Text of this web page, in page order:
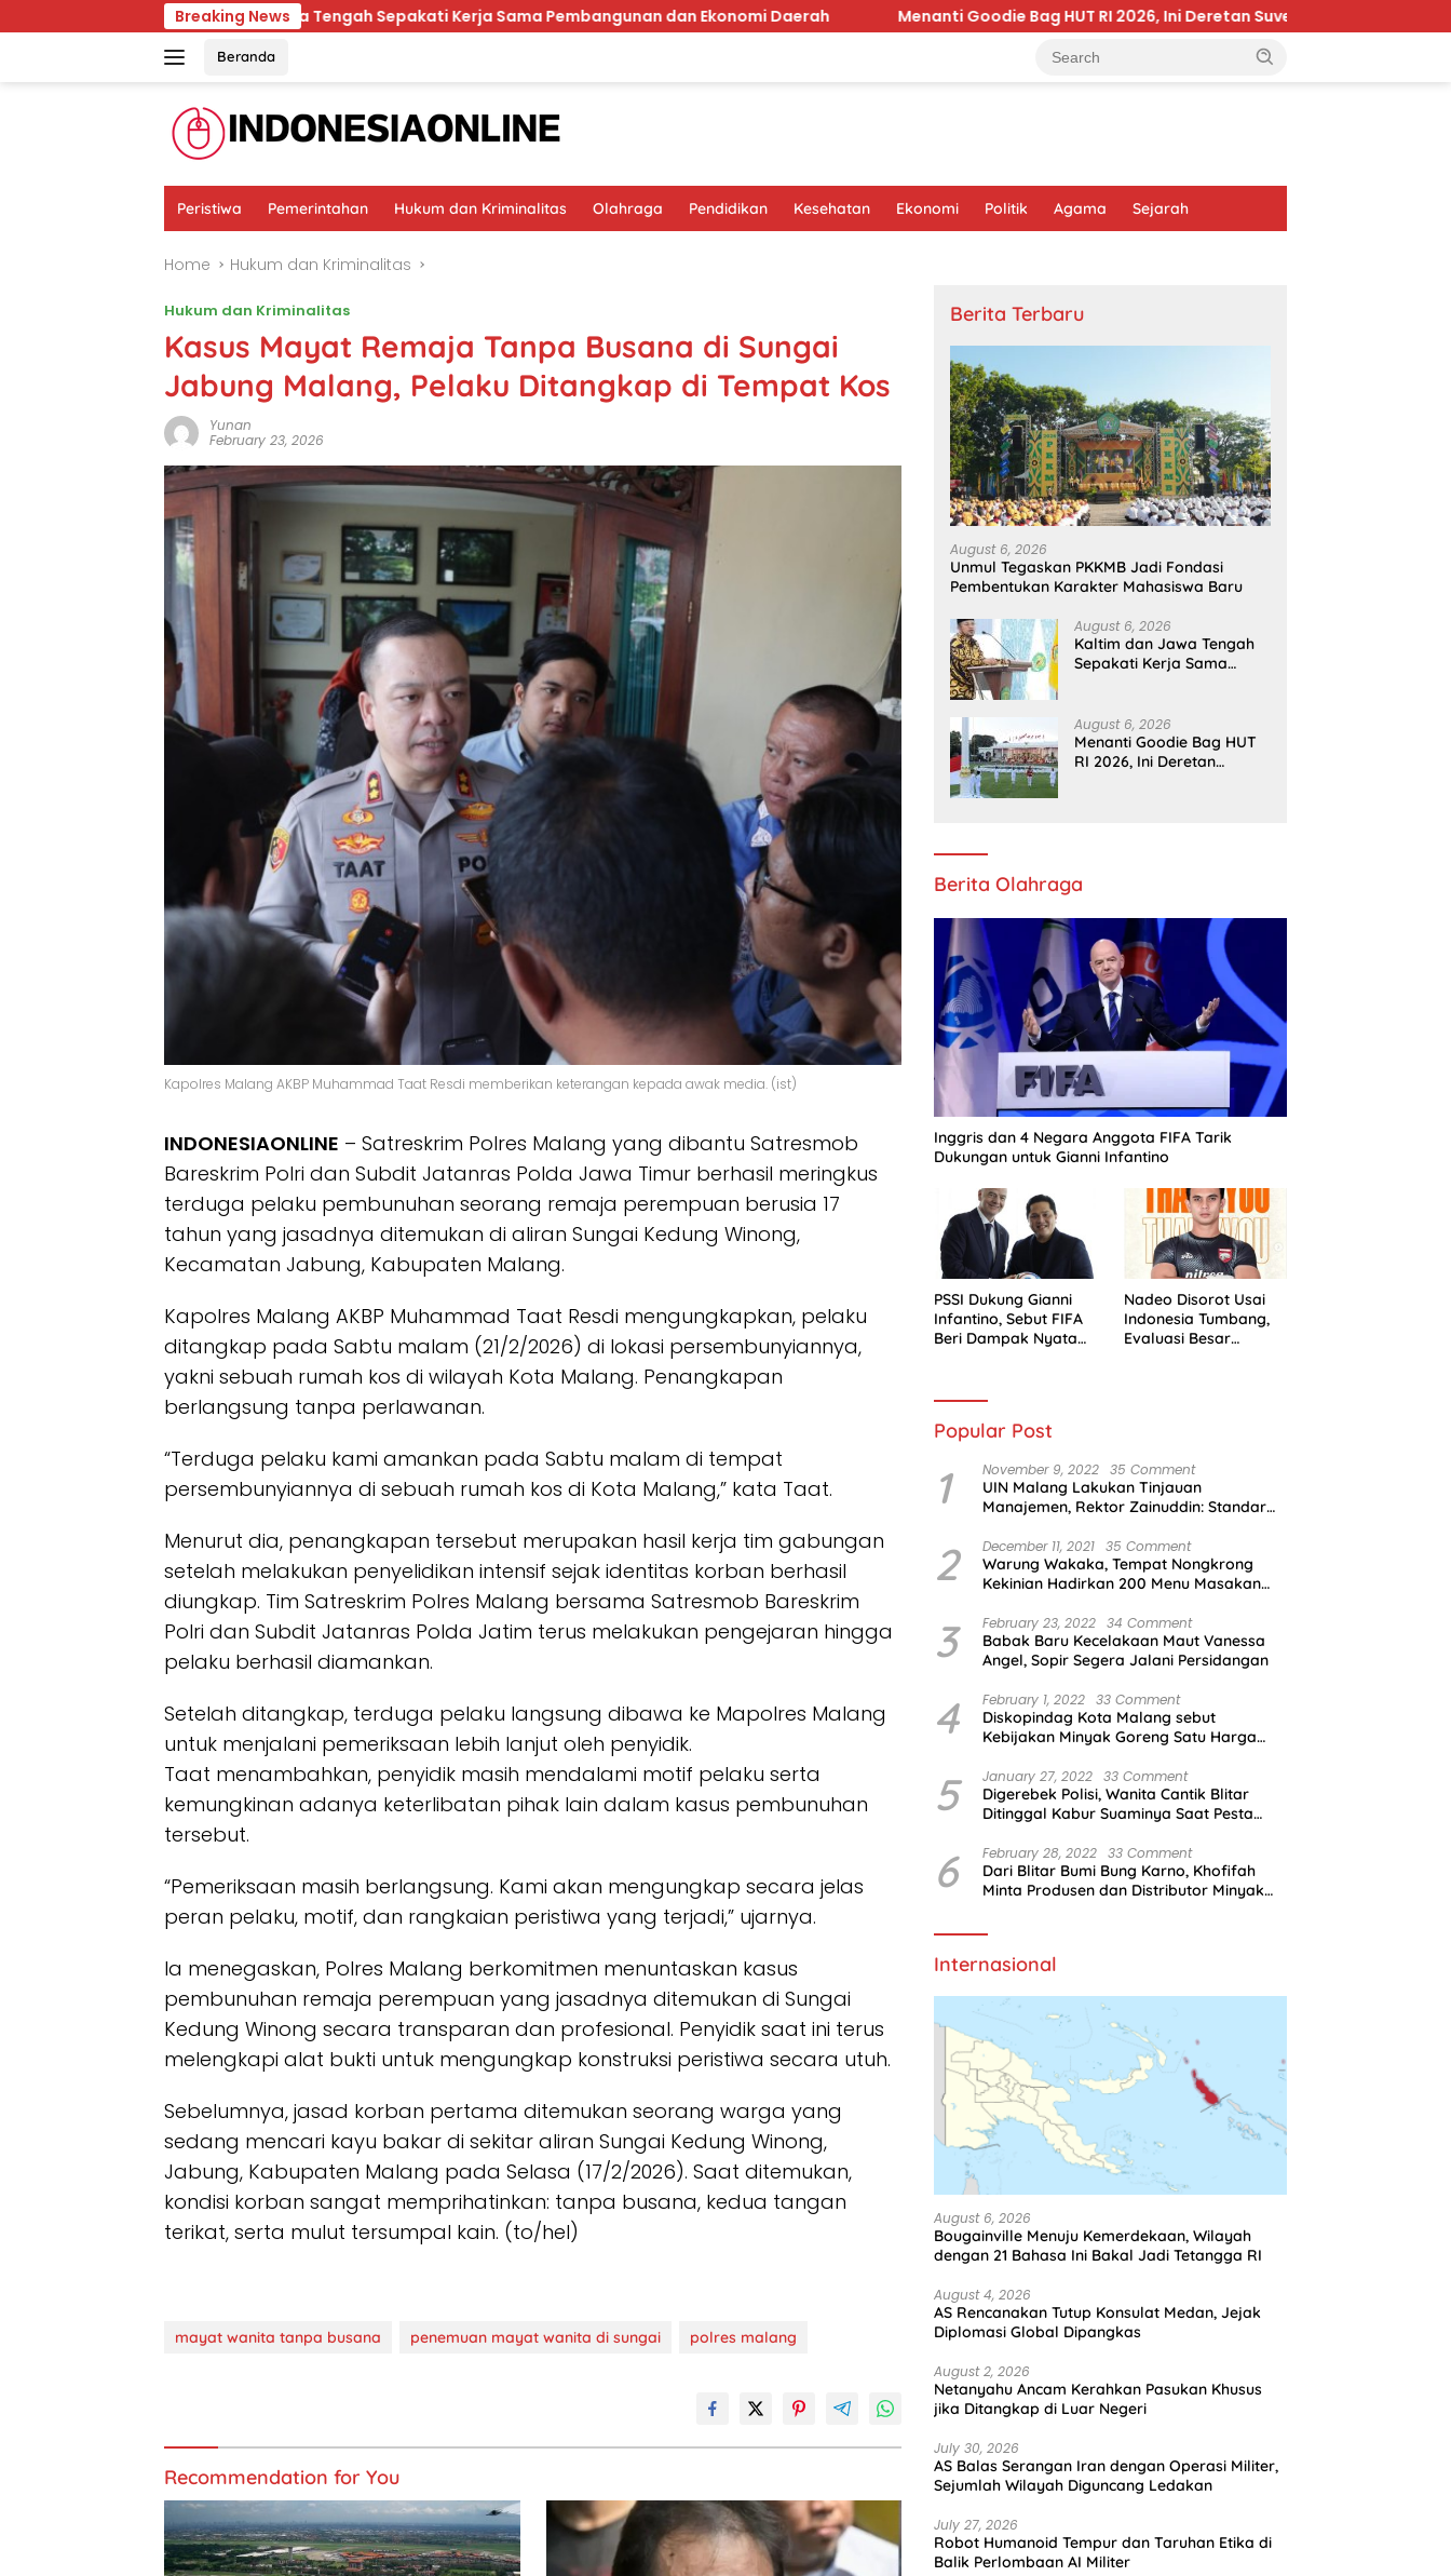
to
Breaking News
Kaltim dan Jawa Tengah Sepakati Kerja Sama Pembangunan dan Ekonomi Daerah Menanti Goodie Bag HUT RI 2026, Ini Deretan Suvenir yang Pernah Dibagikan di Istana
Beranda
Peristiwa Pemerintahan Hukum dan Kriminalitas Olahraga Pendidikan Kesehatan Ekonomi Politik Agama Sejarah
Home Hukum dan Kriminalitas
Hukum dan Kriminalitas
Kasus Mayat Remaja Tanpa Busana di Sungai
Jabung Malang, Pelaku Ditangkap di Tempat Kos
Yunan
February 23, 2026
Kapolres Malang AKBP Muhammad Taat Resdi memberikan keterangan kepada awak media. (ist)
INDONESIAONLINE – Satreskrim Polres Malang yang dibantu Satresmob
Bareskrim Polri dan Subdit Jatanras Polda Jawa Timur berhasil meringkus
terduga pelaku pembunuhan seorang remaja perempuan berusia 17
tahun yang jasadnya ditemukan di aliran Sungai Kedung Winong,
Kecamatan Jabung, Kabupaten Malang.
Kapolres Malang AKBP Muhammad Taat Resdi mengungkapkan, pelaku
ditangkap pada Sabtu malam (21/2/2026) di lokasi persembunyiannya,
yakni sebuah rumah kos di wilayah Kota Malang. Penangkapan
berlangsung tanpa perlawanan.
“Terduga pelaku kami amankan pada Sabtu malam di tempat
persembunyiannya di sebuah rumah kos di Kota Malang,” kata Taat.
Menurut dia, penangkapan tersebut merupakan hasil kerja tim gabungan
setelah melakukan penyelidikan intensif sejak identitas korban berhasil
diungkap. Tim Satreskrim Polres Malang bersama Satresmob Bareskrim
Polri dan Subdit Jatanras Polda Jatim terus melakukan pengejaran hingga
pelaku berhasil diamankan.
Setelah ditangkap, terduga pelaku langsung dibawa ke Mapolres Malang
untuk menjalani pemeriksaan lebih lanjut oleh penyidik.
Taat menambahkan, penyidik masih mendalami motif pelaku serta
kemungkinan adanya keterlibatan pihak lain dalam kasus pembunuhan
tersebut.
“Pemeriksaan masih berlangsung. Kami akan mengungkap secara jelas
peran pelaku, motif, dan rangkaian peristiwa yang terjadi,” ujarnya.
Ia menegaskan, Polres Malang berkomitmen menuntaskan kasus
pembunuhan remaja perempuan yang jasadnya ditemukan di Sungai
Kedung Winong secara transparan dan profesional. Penyidik saat ini terus
melengkapi alat bukti untuk mengungkap konstruksi peristiwa secara utuh.
Sebelumnya, jasad korban pertama ditemukan seorang warga yang
sedang mencari kayu bakar di sekitar aliran Sungai Kedung Winong,
Jabung, Kabupaten Malang pada Selasa (17/2/2026). Saat ditemukan,
kondisi korban sangat memprihatinkan: tanpa busana, kedua tangan
terikat, serta mulut tersumpal kain. (to/hel)
mayat wanita tanpa busana penemuan mayat wanita di sungai polres malang
Recommendation for You
Berita Terbaru
August 6, 2026
Unmul Tegaskan PKKMB Jadi Fondasi
Pembentukan Karakter Mahasiswa Baru
August 6, 2026
Kaltim dan Jawa Tengah
Sepakati Kerja Sama
August 6, 2026
Menanti Goodie Bag HUT
RI 2026, Ini Deretan
Berita Olahraga
Inggris dan 4 Negara Anggota FIFA Tarik
Dukungan untuk Gianni Infantino
PSSI Dukung Gianni
Infantino, Sebut FIFA
Beri Dampak Nyata
Nadeo Disorot Usai
Indonesia Tumbang,
Evaluasi Besar
Popular Post
1 November 9, 2022 35 Comment
UIN Malang Lakukan Tinjauan
Manajemen, Rektor Zainuddin: Standar
2 December 11, 2021 35 Comment
Warung Wakaka, Tempat Nongkrong
Kekinian Hadirkan 200 Menu Masakan
3 February 23, 2022 34 Comment
Babak Baru Kecelakaan Maut Vanessa
Angel, Sopir Segera Jalani Persidangan
4 February 1, 2022 33 Comment
Diskopindag Kota Malang sebut
Kebijakan Minyak Goreng Satu Harga
5 January 27, 2022 33 Comment
Digerebek Polisi, Wanita Cantik Blitar
Ditinggal Kabur Suaminya Saat Pesta
6 February 28, 2022 33 Comment
Dari Blitar Bumi Bung Karno, Khofifah
Minta Produsen dan Distributor Minyak
Internasional
August 6, 2026
Bougainville Menuju Kemerdekaan, Wilayah
dengan 21 Bahasa Ini Bakal Jadi Tetangga RI
August 4, 2026
AS Rencanakan Tutup Konsulat Medan, Jejak
Diplomasi Global Dipangkas
August 2, 2026
Netanyahu Ancam Kerahkan Pasukan Khusus
jika Ditangkap di Luar Negeri
July 30, 2026
AS Balas Serangan Iran dengan Operasi Militer,
Sejumlah Wilayah Diguncang Ledakan
July 27, 2026
Robot Humanoid Tempur dan Taruhan Etika di
Balik Perlombaan AI Militer